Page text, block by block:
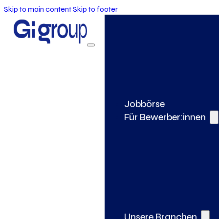
Skip to main contentSkip to footer
Jobbörse
Für Bewerber:innen